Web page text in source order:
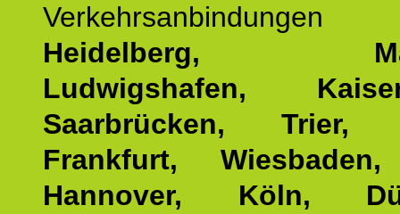
Heidelberg,
Ludwigshafen,
Saarbrücken, Trier,
Frankfurt,
Hannover, Köln,